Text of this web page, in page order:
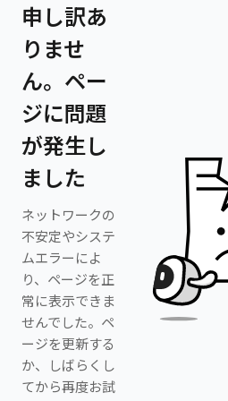
申し訳あ
りませ
ん。ペー
ジに問題
が発生し
ました
ネットワークの
不安定やシステ
ムエラーによ
り、ページを正
常に表示できま
せんでした。ペ
ージを更新する
か、しばらくし
てから再度お試